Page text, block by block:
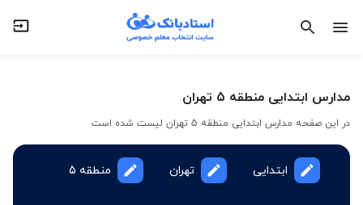
مدارس ابتدایی منطقه 5 تهران
در این صفحه مدارس ابتدایی منطقه 5 تهران لیست شده است
ابتدایی تهران منطقه 5